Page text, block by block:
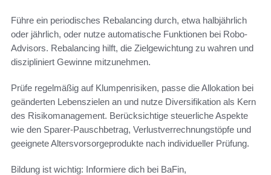
Führe ein periodisches Rebalancing durch, etwa halbjährlich
oder jährlich, oder nutze automatische Funktionen bei Robo-
Advisors. Rebalancing hilft, die Zielgewichtung zu wahren und
diszipliniert Gewinne mitzunehmen.
Prüfe regelmäßig auf Klumpenrisiken, passe die Allokation bei
geänderten Lebenszielen an und nutze Diversifikation als Kern
des Risikomanagement. Berücksichtige steuerliche Aspekte
wie den Sparer-Pauschbetrag, Verlustverrechnungstöpfe und
geeignete Altersvorsorgeprodukte nach individueller Prüfung.
Bildung ist wichtig: Informiere dich bei BaFin,